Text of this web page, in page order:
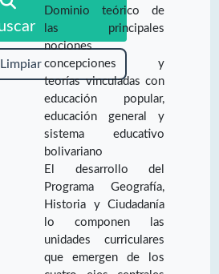
Limpiar
Dominio teórico de
las principales
nociones
concepciones y
teorías vinculadas con
educación popular,
educación general y
sistema educativo
bolivariano
El desarrollo del
Programa Geografía,
Historia y Ciudadanía
lo componen las
unidades curriculares
que emergen de los